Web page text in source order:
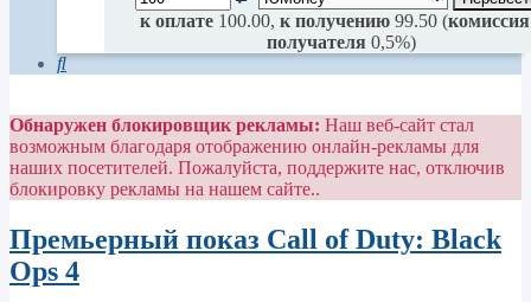
к оплате 100.00, к получению 99.50 (
получателя 0,5%)
Поиск
Обнаружен блокировщик рекламы: Наш веб-сайт стал
возможным благодаря отображению онлайн-рекламы для
наших посетителей. Пожалуйста, поддержите нас, отключив
блокировку рекламы на нашем сайте..
Премьерный показ Call of Duty: Black
Ops 4